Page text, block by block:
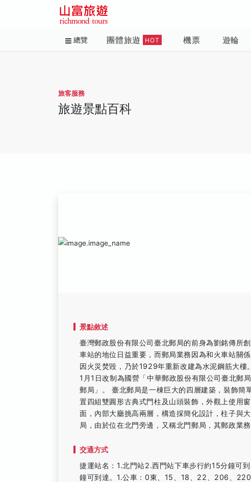
總覽 團體旅遊 HOT 機票 遊輪
旅客服務
旅遊景點百科
景點敘述
臺灣郵政股份有限公司臺北郵局的前身為劉銘傳所
車站的地位日益重要，而郵局業務因為和火車站關
因火災焚毀，乃於1929年重新改建為水泥鋼筋大
1月1日改制為國營「中華郵政股份有限公司臺北
郵局」。 臺北郵局是一棟巨大的四層建築，裝飾簡
置四組雙圓形古典式門柱及山頭裝飾，外觀上使用
面，內部大廳挑高兩層，構造採簡化設計，柱子與
局，由於位在北門旁邊，又稱北門郵局，其郵政業
交通方式
捷運站名：1.北門站2.西門站下車步行約15分鐘可
鐘可到達。1.公車：0東、15、18、22、206、